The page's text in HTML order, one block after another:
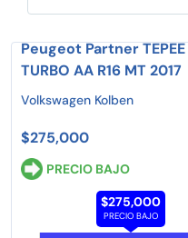
Peugeot Partner TEPEE
TURBO AA R16 MT 2017
Volkswagen Kolben
$275,000
PRECIO BAJO
$275,000
PRECIO BAJO